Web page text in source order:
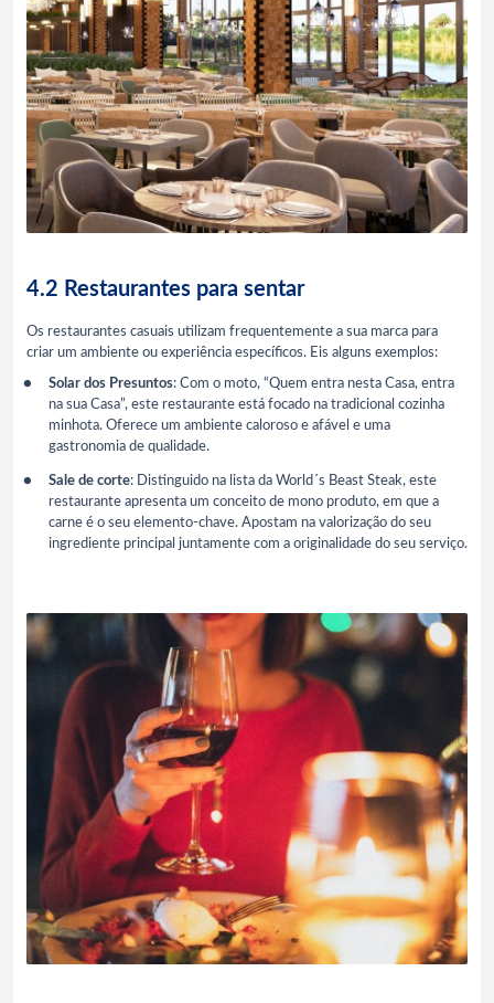
4.2 Restaurantes para sentar
Os restaurantes casuais utilizam frequentemente a sua marca para
criar um ambiente ou experiência específicos. Eis alguns exemplos:
Solar dos Presuntos: Com o moto, “Quem entra nesta Casa, entra
na sua Casa”, este restaurante está focado na tradicional cozinha
minhota. Oferece um ambiente caloroso e afável e uma
gastronomia de qualidade.
Sale de corte: Distinguido na lista da World´s Beast Steak, este
restaurante apresenta um conceito de mono produto, em que a
carne é o seu elemento-chave. Apostam na valorização do seu
ingrediente principal juntamente com a originalidade do seu serviço.